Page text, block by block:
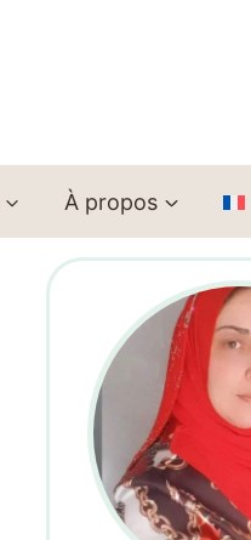
À propos